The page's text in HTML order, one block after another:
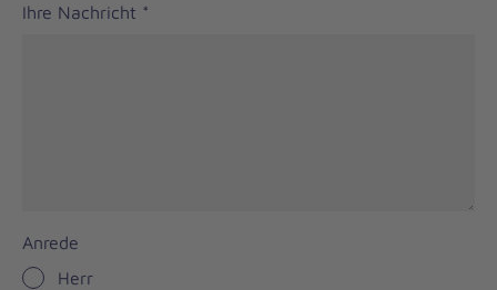
Ihre Nachricht *
Anrede
Herr